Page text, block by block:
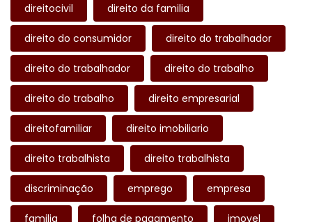
direitocivil direito da familia
direito do consumidor direito do trabalhador
direito do trabalhador direito do trabalho
direito do trabalho direito empresarial
direitofamiliar direito imobiliario
direito trabalhista direito trabalhista
discriminação emprego empresa
familia folha de pagamento imovel